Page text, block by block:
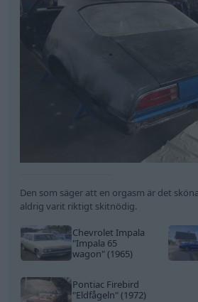
Den som säger att en orgasm är det
aldrig varit riktigt skitnödig.
Chevrolet Impala
"Impala 65
wagon"(1965)
Pontiac Firebird
"Eldfågeln"(1972)